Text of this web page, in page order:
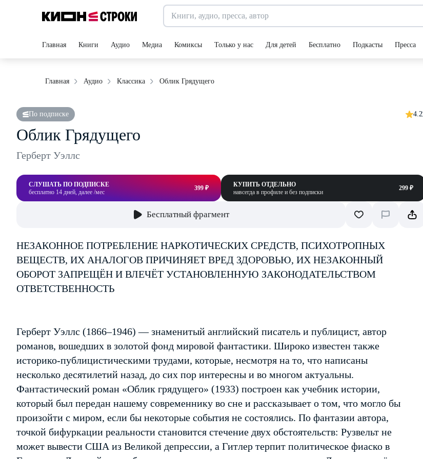
Главная Книги Аудио Медиа Комиксы Только у нас Для детей Бесплатно Подкасты Пресса
Главная Аудио Классика Облик Грядущего
По подписке 4.2
Облик Грядущего
Герберт Уэллс
СЛУШАТЬ ПО ПОДПИСКЕ
бесплатно 14 дней, далее /мес
399 ₽
КУПИТЬ ОТДЕЛЬНО
навсегда в профиле и без подписки
299 ₽
Бесплатный фрагмент
НЕЗАКОННОЕ ПОТРЕБЛЕНИЕ НАРКОТИЧЕСКИХ СРЕДСТВ, ПСИХОТРОПНЫХ
ВЕЩЕСТВ, ИХ АНАЛОГОВ ПРИЧИНЯЕТ ВРЕД ЗДОРОВЬЮ, ИХ НЕЗАКОННЫЙ
ОБОРОТ ЗАПРЕЩЁН И ВЛЕЧЁТ УСТАНОВЛЕННУЮ ЗАКОНОДАТЕЛЬСТВОМ
ОТВЕТСТВЕННОСТЬ
Герберт Уэллс (1866–1946) — знаменитый английский писатель и публицист, автор
романов, вошедших в золотой фонд мировой фантастики. Широко известен также
историко-публицистическими трудами, которые, несмотря на то, что написаны
несколько десятилетий назад, до сих пор интересны и во многом актуальны.
Фантастический роман «Облик грядущего» (1933) построен как учебник истории,
который был передан нашему современнику во сне и рассказывает о том, что могло бы
произойти с миром, если бы некоторые события не состоялись. По фантазии автора,
точкой бифуркации реальности становится стечение двух обстоятельств: Рузвельт не
может вывести США из Великой депрессии, а Гитлер терпит политическое фиаско в